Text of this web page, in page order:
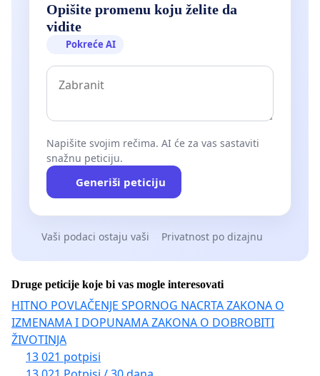
Opišite promenu koju želite da
vidite
Pokreće AI
Napišite svojim rečima. AI će za vas sastaviti
snažnu peticiju.
Generiši peticiju
Vaši podaci ostaju vaši Privatnost po dizajnu
Druge peticije koje bi vas mogle interesovati
HITNO POVLAČENJE SPORNOG NACRTA ZAKONA O
IZMENAMA I DOPUNAMA ZAKONA O DOBROBITI
ŽIVOTINJA
13 021 potpisi